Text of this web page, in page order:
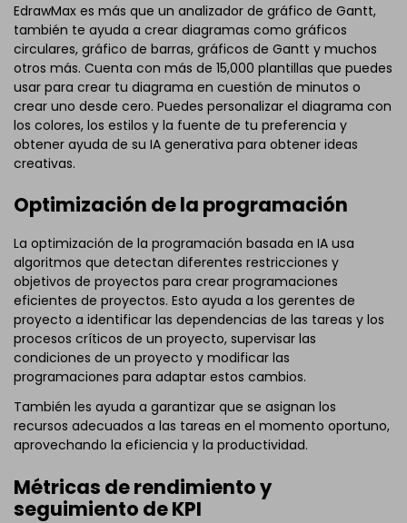
Haz clic para descargar y usar esta plantilla.
Aunque el archivo
EdrawMax gratis aquí abajo.
EdrawMax es más que un analizador de gráfico de Gantt,
también te ayuda a crear diagramas como gráficos
circulares, gráfico de barras, gráficos de Gantt y muchos
otros más. Cuenta con más de 15,000 plantillas que puedes
usar para crear tu diagrama en cuestión de minutos o
crear uno desde cero. Puedes personalizar el diagrama con
los colores, los estilos y la fuente de tu preferencia y
obtener ayuda de su IA generativa para obtener ideas
creativas.
Optimización de la programación
La optimización de la programación basada en IA usa
algoritmos que detectan diferentes restricciones y
objetivos de proyectos para crear programaciones
eficientes de proyectos. Esto ayuda a los gerentes de
proyecto a identificar las dependencias de las tareas y los
procesos críticos de un proyecto, supervisar las
condiciones de un proyecto y modificar las
programaciones para adaptar estos cambios.
También les ayuda a garantizar que se asignan los
recursos adecuados a las tareas en el momento oportuno,
aprovechando la eficiencia y la productividad.
Métricas de rendimiento y
seguimiento de KPI